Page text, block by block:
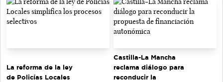
La reforma de la ley
de Policías Locales
Castilla-La Mancha
reclama diálogo para
reconducir la